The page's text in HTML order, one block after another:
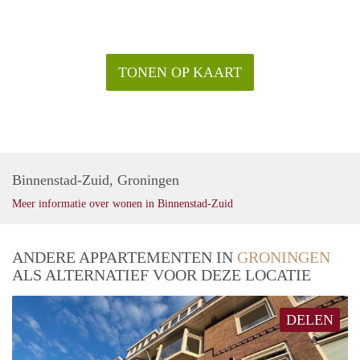
TONEN OP KAART
Binnenstad-Zuid, Groningen
Meer informatie over wonen in Binnenstad-Zuid
ANDERE APPARTEMENTEN IN GRONINGEN
ALS ALTERNATIEF VOOR DEZE LOCATIE
DELEN